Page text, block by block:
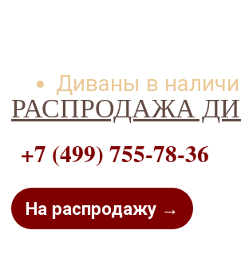
РАСПРОДАЖА ДИВАНОВ
На распродажу →
+7 (499) 755-78-36